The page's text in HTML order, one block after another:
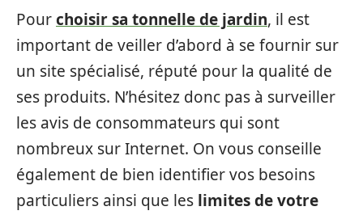
Pourchoisir sa tonnelle de jardin, il est
important de veiller d’abord à se fournir sur
un site spécialisé, réputé pour la qualité de
ses produits. N’hésitez donc pas à surveiller
les avis de consommateurs qui sont
nombreux sur Internet. On vous conseille
également de bien identifier vos besoins
particuliers ainsi que les limites de votre